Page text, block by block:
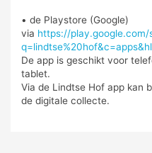
• de Playstore (Google)
via https://play.google.com/
De app is geschikt voor
tablet.
Via de Lindtse Hof app kan
de digitale collecte.